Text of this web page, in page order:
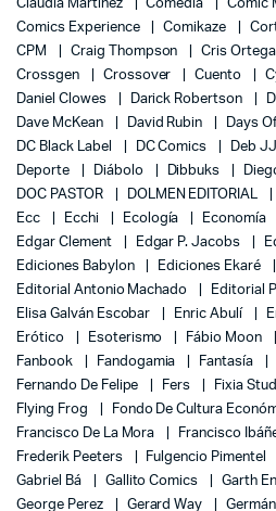
Claudia Martinez
Comedia
Comic
Comics Experience
Comikaze
CPM
Craig Thompson Cris Ortega
Crossgen
Crossover Cuento
Daniel Clowes
Darick Robertson
Dave McKean
David Rubin
Days
DC Black Label
DC Comics Deb
Deporte
Diábolo Dibbuks
DOC PASTOR
DOLMEN EDITORIAL
Ecc
Ecchi Ecología Economía
Edgar Clement
Edgar P. Jacobs
Ediciones Babylon
Ediciones Ekaré
Editorial Antonio Machado
Editorial
Elisa Galván Escobar
Enric Abulí
Erótico
Esoterismo Fábio Moon
Fanbook
Fandogamia Fantasía
Fernando De Felipe
Fers Fixia
Flying Frog
Fondo De Cultura
Francisco De La Mora
Francisco
Frederik Peeters
Fulgencio Pimentel
Gabriel Bá
Gallito Comics Garth
George Perez
Gerard Way